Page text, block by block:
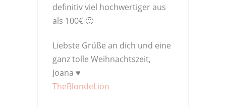
definitiv viel hochwertiger aus
als 100€ 🙂
Liebste Grüße an dich und eine
ganz tolle Weihnachtszeit,
Joana ♥
TheBlondeLion